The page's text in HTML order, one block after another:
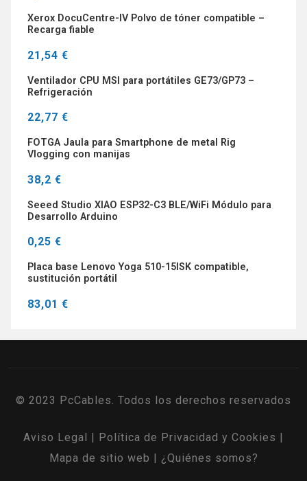
Xerox DocuCentre-IV Polvo de tóner compatible –
Recarga fiable
21,54 €
Ventilador CPU MSI para portátiles GE73/GP73 –
Refrigeración
22,77 €
FOTGA Jaula para Smartphone de metal Rig
Vlogging con manijas
38,2 €
Seeed Studio XIAO ESP32-C3 BLE/WiFi Módulo para
Desarrollo Arduino
0,25 €
Placa base Lenovo Yoga 510-15ISK compatible,
sustitución portátil
83,01 €
© 2023 PcCables. Todos los derechos reservados
Aviso Legal | Política de Privacidad y Cookies |
Mapa de sitio web | ¿Quiénes somos?